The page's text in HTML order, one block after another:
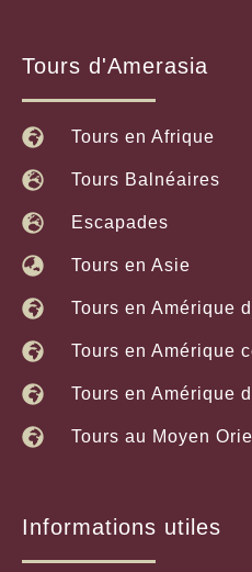
Tours d'Amerasia
Tours en Afrique
Tours Balnéaires
Escapades
Tours en Asie
Tours en Amérique
Tours en Amérique
Tours en Amérique
Tours au Moyen
Informations utiles